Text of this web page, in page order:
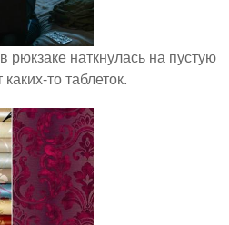
наткнулась на пустую
то таблеток.